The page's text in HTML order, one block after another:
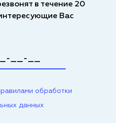
в течение 20
Вас
обработки
данных